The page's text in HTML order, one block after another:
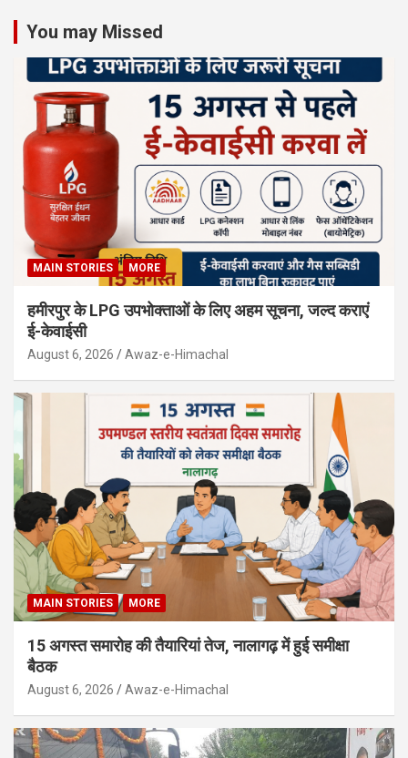
You may Missed
MAIN STORIES MORE
हमीरपुर के LPG उपभोक्ताओं के लिए अहम सूचना, जल्द कराएं
ई-केवाईसी
August 6, 2026 Awaz-e-Himachal
MAIN STORIES MORE
15 अगस्त समारोह की तैयारियां तेज, नालागढ़ में हुई समीक्षा
बैठक
August 6, 2026 Awaz-e-Himachal